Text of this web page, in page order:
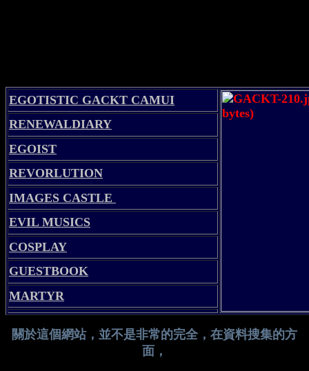
EGOTISTIC GACKT CAMUI
RENEWALDIARY
EGOIST
REVORLUTION
IMAGES CASTLE
EVIL MUSICS
COSPLAY
GUESTBOOK
MARTYR
關於這個網站，並不是非常的完全，在資料搜集的方
面，